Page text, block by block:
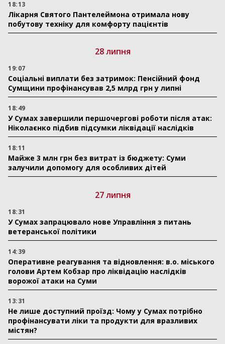
18:13
Лікарня Святого Пантелеймона отримала нову
побутову техніку для комфорту пацієнтів
28 липня
19:07
Соціальні виплати без затримок: Пенсійний фонд
Сумщини профінансував 2,5 млрд грн у липні
18:49
У Сумах завершили першочергові роботи після атак:
Ніколаєнко підбив підсумки ліквідації наслідків
18:11
Майже 3 млн грн без витрат із бюджету: Суми
залучили допомогу для особливих дітей
27 липня
18:31
У Сумах запрацювало нове Управління з питань
ветеранської політики
14:39
Оперативне реагування та відновлення: в.о. міського
голови Артем Кобзар про ліквідацію наслідків
ворожої атаки на Суми
13:31
Не лише доступний проїзд: Чому у Сумах потрібно
профінансувати ліки та продукти для вразливих
містян?